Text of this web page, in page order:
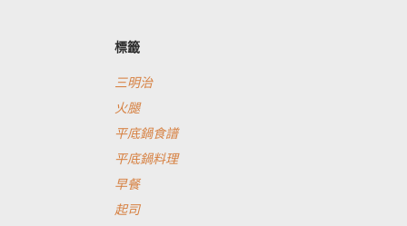
標籤
三明治
火腿
平底鍋食譜
平底鍋料理
早餐
起司